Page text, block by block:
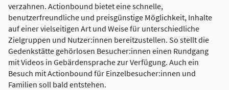
verzahnen. Actionbound bietet eine schnelle,
benutzerfreundliche und preisgünstige Möglichkeit, Inhalte
auf einer vielseitigen Art und Weise für unterschiedliche
Zielgruppen und Nutzer:innen bereitzustellen. So stellt die
Gedenkstätte gehörlosen Besucher:innen einen Rundgang
mit Videos in Gebärdensprache zur Verfügung. Auch ein
Besuch mit Actionbound für Einzelbesucher:innen und
Familien soll bald entstehen.